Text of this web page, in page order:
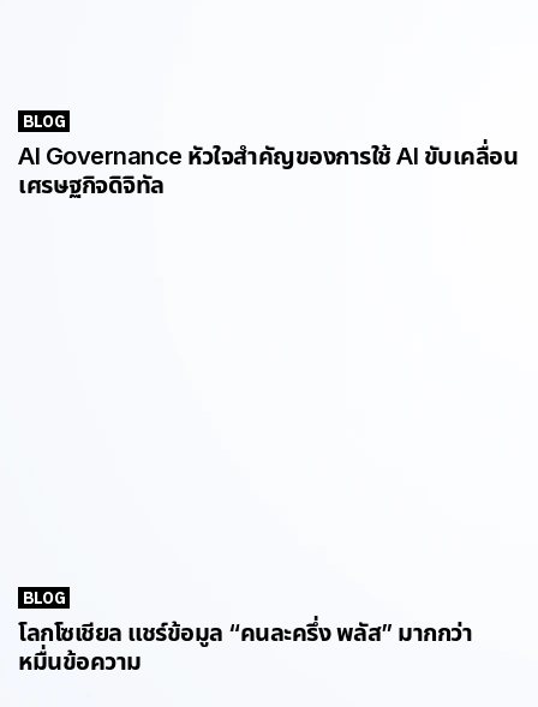
BLOG
AI Governance หัวใจสำคัญของการใช้ AI ขับเคลื่อน
เศรษฐกิจดิจิทัล
BLOG
โลกโซเชียล แชร์ข้อมูล “คนละครึ่ง พลัส” มากกว่า
หมื่นข้อความ